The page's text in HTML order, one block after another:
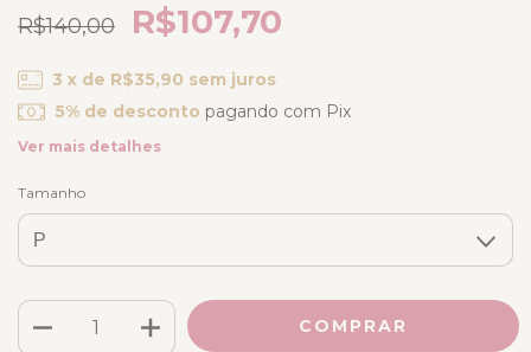
R$140,00 R$107,70
3 x de R$35,90 sem juros
5% de desconto pagando com Pix
Ver mais detalhes
Tamanho